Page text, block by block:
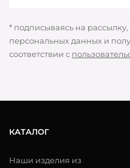
* подписываясь на
персональных данных и
соответствии с
КАТАЛОГ
Наши изделия из